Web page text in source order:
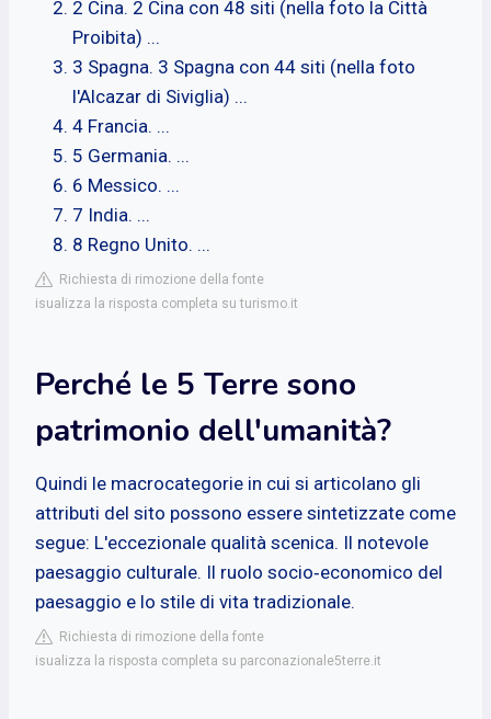
2 Cina. 2 Cina con 48 siti (nella foto la Città
Proibita) ...
3 Spagna. 3 Spagna con 44 siti (nella foto
l'Alcazar di Siviglia) ...
4 Francia. ...
5 Germania. ...
6 Messico. ...
7 India. ...
8 Regno Unito. ...
Richiesta di rimozione della fonte
isualizza la risposta completa su turismo.it
Perché le 5 Terre sono
patrimonio dell'umanità?
Quindi le macrocategorie in cui si articolano gli
attributi del sito possono essere sintetizzate come
segue: L'eccezionale qualità scenica. Il notevole
paesaggio culturale. Il ruolo socio‐economico del
paesaggio e lo stile di vita tradizionale.
Richiesta di rimozione della fonte
isualizza la risposta completa su parconazionale5terre.it